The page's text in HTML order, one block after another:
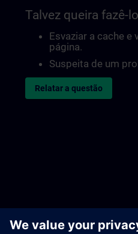
Talvez queira fazê-
Esvaziar a cache e
página.
Suspeita de um
Relatar a questão